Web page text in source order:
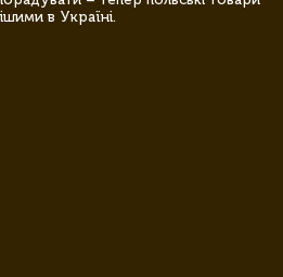
в Україні.